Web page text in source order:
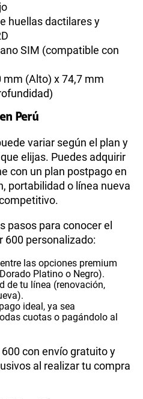
huellas dactilares y
SIM (compatible con
mm (Alto) x 74,7 mm
Perú
variar según el plan y
elijas. Puedes adquirir
con un plan postpago en
portabilidad o línea nueva
pasos para conocer el
600 personalizado:
las opciones premium
Platino o Negro).
de tu línea (renovación,
ideal, ya sea
cuotas o pagándolo al
con envío gratuito y
al realizar tu compra